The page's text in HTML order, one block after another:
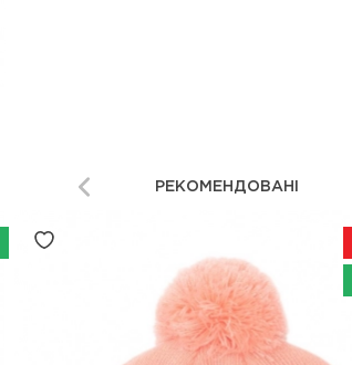
РЕКОМЕНДОВАНІ